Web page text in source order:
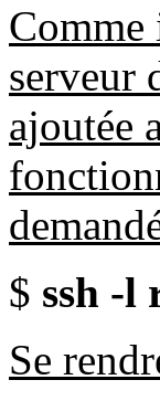
Comme
serveur
ajoutée
$ ssh -l
Se